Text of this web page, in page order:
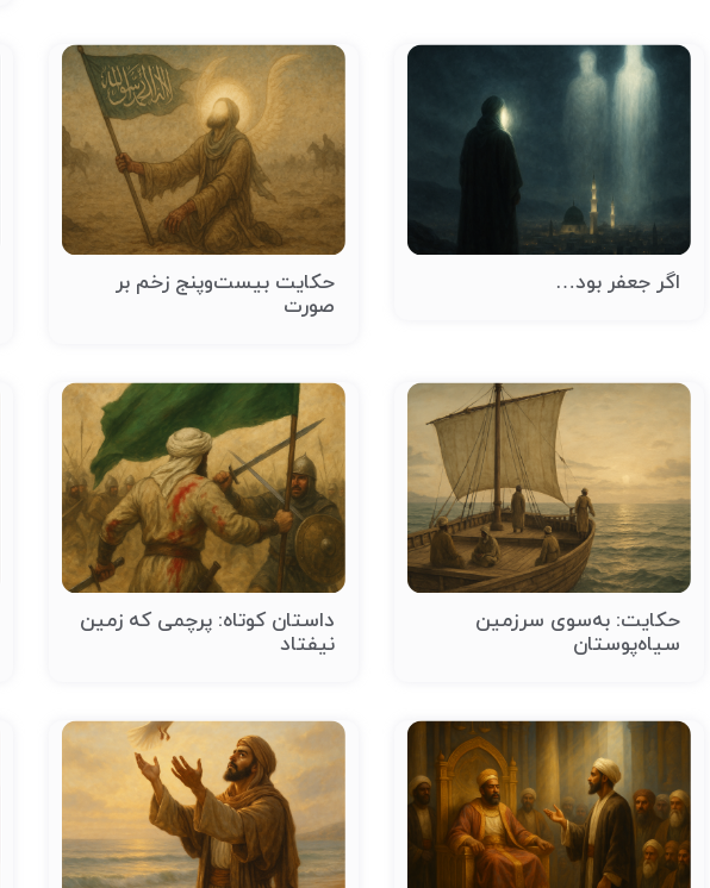
اگر جعفر بود…
حکایت بیست‌وپنج زخم بر
صورت
حکایت: به‌سوی سرزمین
سیاه‌پوستان
داستان کوتاه: پرچمی که زمین
نیفتاد